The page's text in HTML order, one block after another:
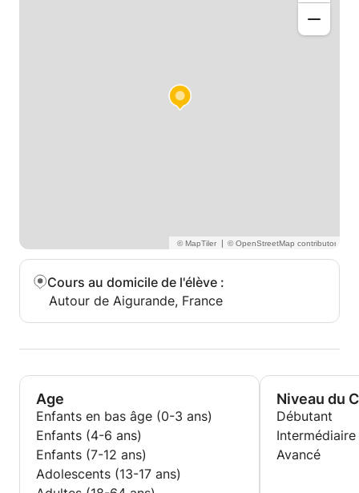
|
Cours au domicile de l'élève :
Autour de Aigurande, France
Age
Enfants en bas âge (0-3 ans)
Enfants (4-6 ans)
Enfants (7-12 ans)
Adolescents (13-17 ans)
Niveau du
Débutant
Intermédiaire
Avancé